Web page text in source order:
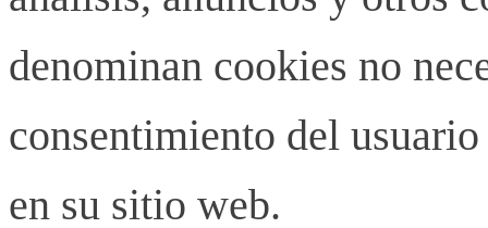
denominan cookies no
consentimiento del
en su sitio web.